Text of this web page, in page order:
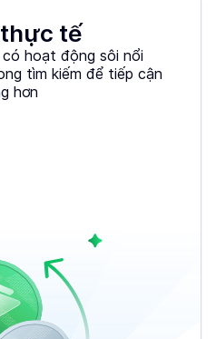
tế
có hoạt động sôi nổi
tìm kiếm để tiếp cận
hơn